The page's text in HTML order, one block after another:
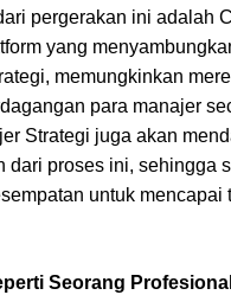
pergerakan ini adalah
yang
memungkinkan
para manajer
Strategi juga akan
dari proses ini, sehingga
untuk mencapai
Seorang Profesional